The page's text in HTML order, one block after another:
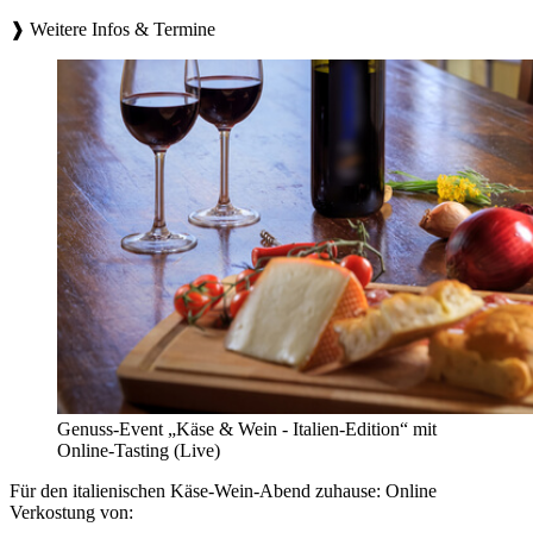
❱ Weitere Infos & Termine
Genuss-Event „Käse & Wein - Italien-Edition“ mit
Online-Tasting (Live)
Für den italienischen Käse-Wein-Abend zuhause: Online
Verkostung von: